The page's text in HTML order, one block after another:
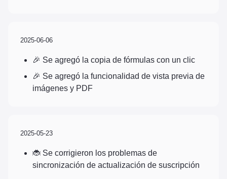
2025-06-06
🎉 Se agregó la copia de fórmulas con un clic
🎉 Se agregó la funcionalidad de vista previa de
imágenes y PDF
2025-05-23
🐞 Se corrigieron los problemas de
sincronización de actualización de suscripción